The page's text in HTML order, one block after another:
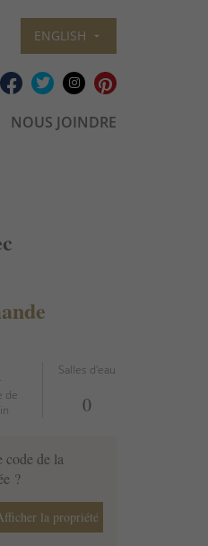
ENGLISH
NOUS JOINDRE
de
Salles d'eau
0
code de la
?
la propriété